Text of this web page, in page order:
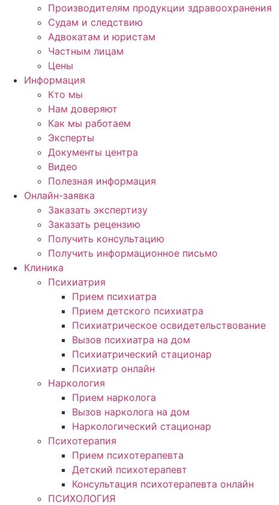
Производителям продукции здравоохранения
Судам и следствию
Адвокатам и юристам
Частным лицам
Цены
Информация
Кто мы
Нам доверяют
Как мы работаем
Эксперты
Документы центра
Видео
Полезная информация
Онлайн-заявка
Заказать экспертизу
Заказать рецензию
Получить консультацию
Получить информационное письмо
Клиника
Психиатрия
Прием психиатра
Прием детского психиатра
Психиатрическое освидетельствование
Вызов психиатра на дом
Психиатрический стационар
Психиатр онлайн
Наркология
Прием нарколога
Вызов нарколога на дом
Наркологический стационар
Психотерапия
Прием психотерапевта
Детский психотерапевт
Консультация психотерапевта онлайн
ПСИХОЛОГИЯ